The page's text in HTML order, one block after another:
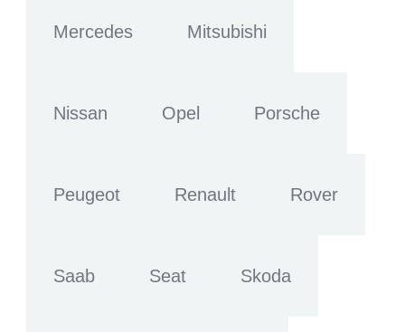
Mercedes Mitsubishi
Nissan Opel Porsche
Peugeot Renault Rover
Saab Seat Skoda